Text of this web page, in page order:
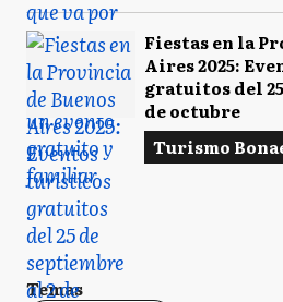
Fiestas en la
Aires 2025:
gratuitos del
de octubre
Turismo
Temas